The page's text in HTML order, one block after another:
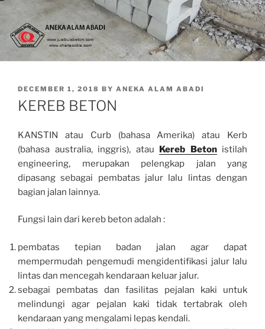
POSTED
ON
DECEMBER 1, 2018 BY ANEKA ALAM ABADI
KEREB BETON
KANSTIN atau Curb (bahasa Amerika) atau Kerb
(bahasa australia, inggris), atau Kereb Betonistilah
engineering, merupakan pelengkap jalan yang
dipasang sebagai pembatas jalur lalu lintas dengan
bagian jalan lainnya.
Fungsi lain dari kereb beton adalah :
pembatas tepian badan jalan agar dapat
mempermudah pengemudi mengidentifikasi jalur lalu
lintas dan mencegah kendaraan keluar jalur.
sebagai pembatas dan fasilitas pejalan kaki untuk
melindungi agar pejalan kaki tidak tertabrak oleh
kendaraan yang mengalami lepas kendali.